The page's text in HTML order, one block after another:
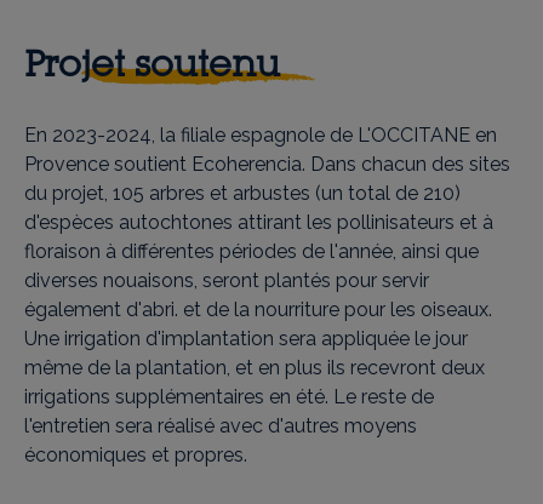
Projet soutenu
En 2023-2024, la filiale espagnole de L'OCCITANE en
Provence soutient Ecoherencia. Dans chacun des sites
du projet, 105 arbres et arbustes (un total de 210)
d'espèces autochtones attirant les pollinisateurs et à
floraison à différentes périodes de l'année, ainsi que
diverses nouaisons, seront plantés pour servir
également d'abri. et de la nourriture pour les oiseaux.
Une irrigation d'implantation sera appliquée le jour
même de la plantation, et en plus ils recevront deux
irrigations supplémentaires en été. Le reste de
l'entretien sera réalisé avec d'autres moyens
économiques et propres.